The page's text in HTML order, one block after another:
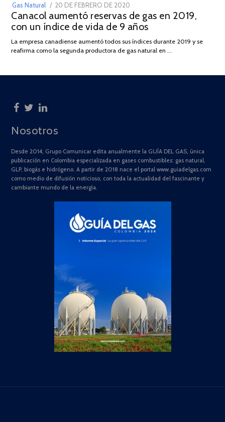
Gas Natural
POSTED
ON
20 DE FEBRERO DE 2020
DE
JULIO
2025
Canacol aumentó reservas de gas en 2019,
con un índice de vida de 9 años
La empresa canadiense aumentó todos sus índices durante 2019 y se
reafirma como la segunda productora de gas natural en …
Nosotros
Desde 2014, Grupo Comunicar edita anualmente la GUÍA DEL GAS, única
publicación en Colombia especializada en gases combustibles: gas natural,
GLP, biogás e hidrógeno. A partir de 2018 nace el portal www.guiadelgas.com
como medio de difusión noticioso, con toda la actualidad del fascinante y
cambiante mundo de la energía.